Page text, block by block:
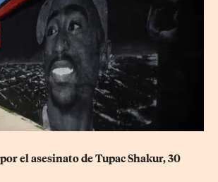
el asesinato de Tupac Shakur, 30